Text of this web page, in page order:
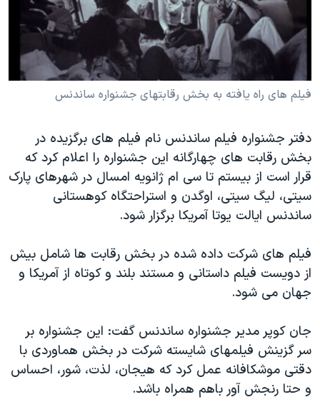
فرهنگ و زندگی
حقوق شهروندی
علم و فناوری
گالری عکس
آرشیو پخش زنده
مستندها
انتخابات ریاست جمهوری آمریکا ۲۰۲۴
حمله جمهوری اسلامی به اسرائیل
رمز مهسا
اعتراضات زن، زندگی، آزادی
مجموعه مستندهای دادخواهی
تریبونال مردمی آبان ۹۸
دادگاه حمید نوری
قانون شفافیت دارائی کادر رهبری ایران
اعتراضات مردمی آبان ۹۸
نرگس محمدی برنده جایزه نوبل صلح
همایش محافظه‌کاران آمریکا «سی‌پک»
صفحه‌های ویژه
دنبال کنید
فیلم های راه یافته به بخش رقابتهای جشنواره ساندنس
دفتر جشنواره فیلم ساندنس نام فیلم های برگزیده در
بخش رقابت های چهارگانه این جشنواره را اعلام کرد که
قرار است از بیستم تا سی ام ژانویه امسال در شهرهای پارک
سیتی، لیگ سیتی، اوگدن و استراحتگاه کوهستانی
ساندنس ایالت یوتا آمریکا برگزار شود.
فیلم های شرکت داده شده در بخش رقابت ها شامل بیش
از دویست فیلم داستانی و مستند بلند و کوتاه از آمریکا و
جهان می شود.
جان کوپر مدیر جشنواره ساندنس گفت: این جشنواره بر
سر گزینش فیلمهای شایسته شرکت در بخش هماوردی با
دقتی موشکافانه عمل کرد که هیجان، لذت، شور، احساس
و حتا رنجش آور باهم همراه باشد.